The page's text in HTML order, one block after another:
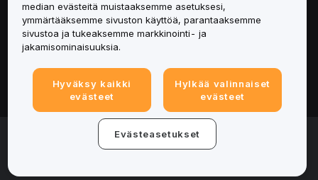
Tuki
Tuotteet
Lakiasiat
© 2025-2026 Bybit.eu. Kaikki oikeudet pidätetään.
median evästeitä muistaaksemme asetuksesi,
ymmärtääksemme sivuston käyttöä, parantaaksemme
sivustoa ja tukeaksemme markkinointi- ja
jakamisominaisuuksia.
Hyväksy kaikki
evästeet
Hylkää valinnaiset
evästeet
Evästeasetukset